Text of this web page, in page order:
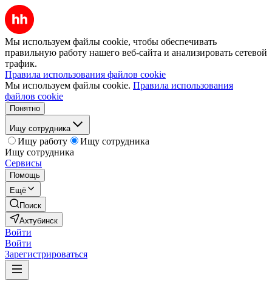
Мы используем файлы cookie, чтобы обеспечивать
правильную работу нашего веб-сайта и анализировать сетевой
трафик.
Правила использования файлов cookie
Мы используем файлы cookie. Правила использования
файлов cookie
Понятно
Ищу сотрудника
Ищу работу
Ищу сотрудника
Ищу сотрудника
Сервисы
Помощь
Ещё
Поиск
Ахтубинск
Войти
Войти
Зарегистрироваться